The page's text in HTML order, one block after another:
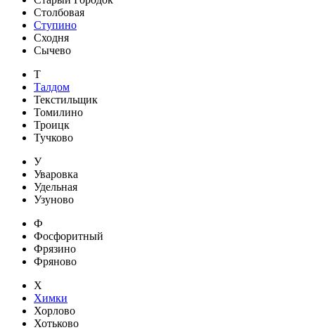
Столбовая
Ступино
Сходня
Сычево
Т
Талдом
Текстильщик
Томилино
Троицк
Тучково
У
Уваровка
Удельная
Узуново
Ф
Фосфоритный
Фрязино
Фряново
Х
Химки
Хорлово
Хотьково